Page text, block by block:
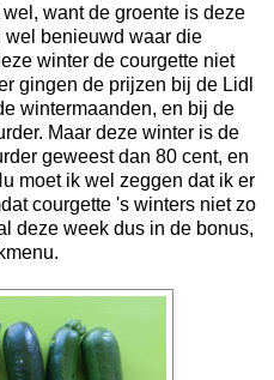
want de groente is deze
wel benieuwd waar die
winter de courgette niet
gingen de prijzen bij de Lidl
wintermaanden, en bij de
Maar deze winter is de
geweest dan 80 cent, en
moet ik wel zeggen dat ik er
courgette 's winters niet zo
deze week dus in de bonus,